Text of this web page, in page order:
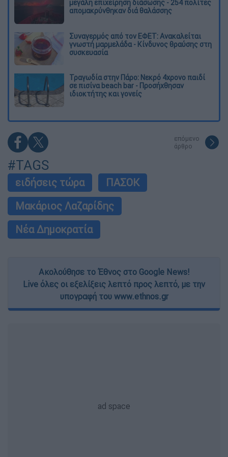
μεγάλη επιχείρηση διάσωσης - 254 πολίτες
απομακρύνθηκαν διά θαλάσσης
Συναγερμός από τον ΕΦΕΤ: Ανακαλείται
γνωστή μαρμελάδα - Κίνδυνος θραύσης στη
συσκευασία
Τραγωδία στην Πάρο: Νεκρό 4χρονο παιδί
σε πισίνα beach bar - Προσήχθησαν
ιδιοκτήτης και γονείς
επόμενο
άρθρο
#TAGS
ειδήσεις τώρα
ΠΑΣΟΚ
Μακάριος Λαζαρίδης
Νέα Δημοκρατία
Ακολούθησε το Έθνος στο Google News!
Live όλες οι εξελίξεις λεπτό προς λεπτό, με την
υπογραφή του www.ethnos.gr